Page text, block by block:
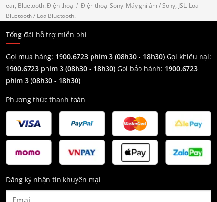
ear, Bluetooth. Điện thoại / Điện thoại Sony. Máy ghi âm / Sony, JSL. Loa
Bluetooth/ Loa Bluetooth.
Tổng đài hỗ trợ miễn phí
Gọi mua hàng: 1900.6723 phím 3 (08h30 - 18h30) Gọi khiếu nại:
1900.6723 phím 3 (08h30 - 18h30) Gọi bảo hành: 1900.6723
phím 3 (08h30 - 18h30)
Phương thức thanh toán
Đăng ký nhận tin khuyến mại